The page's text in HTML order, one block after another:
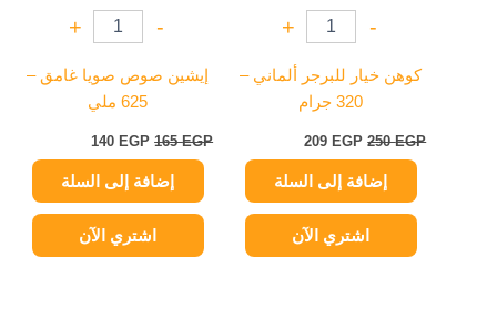
-
+
كوهن خيار للبرجر ألماني –
320 جرام
250EGP
209 EGP
إضافة إلى السلة
اشتري الآن
-
+
إيشين صوص صويا غامق –
625 ملي
165EGP
140 EGP
إضافة إلى السلة
اشتري الآن